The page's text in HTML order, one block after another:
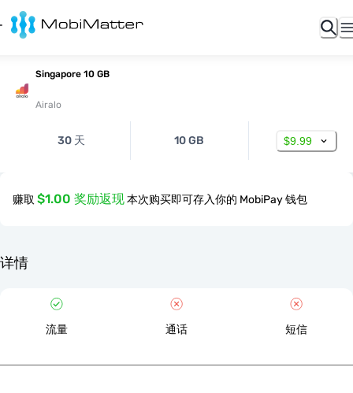
Singapore 10 GB
Airalo
30 天 10 GB $9.99
赚取 $1.00 奖励返现本次购买即可存入你的 MobiPay 钱包
详情
流量 通话 短信